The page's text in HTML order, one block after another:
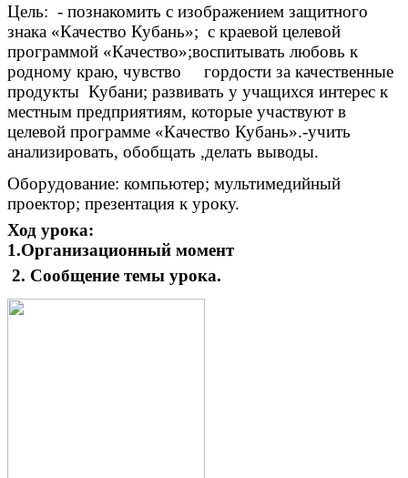
Цель: - познакомить с изображением защитного
знака «Качество Кубань»; с краевой целевой
программой «Качество»;воспитывать любовь к
родному краю, чувство гордости за качественные
продукты Кубани; развивать у учащихся интерес к
местным предприятиям, которые участвуют в
целевой программе «Качество Кубань».-учить
анализировать, обобщать ,делать выводы.
Оборудование: компьютер; мультимедийный
проектор; презентация к уроку.
Ход урока:
1.Организационный момент
2. Сообщение темы урока.